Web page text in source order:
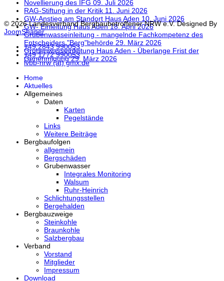
Novellierung des IFG 09. Juli 2026
RAG-Stiftung in der Kritik 11. Juni 2026
GW-Anstieg am Standort Haus Aden 10. Juni 2026
GW- Einleitung Haus Aden18. April 2026
Grubenwasseinleitung - mangelnde Fachkompetenz des
Entscheiders "Berg"behörde 29. März 2026
Grubenwasseinleitung Haus Aden - Überlange Frist der
Genehmigung29. März 2026
© 2026 Landesverband Bergbaubetroffener NRW e.V. Designed By
JoomShaper
+49 2843 990053
+49 1772 990053
lvbb-nrw (at) gmx.de
Home
Aktuelles
Allgemeines
Daten
Karten
Pegelstände
Links
Weitere Beiträge
Bergbaufolgen
allgemein
Bergschäden
Grubenwasser
Integrales Monitoring
Walsum
Ruhr-Heinrich
Schlichtungsstellen
Bergehalden
Bergbauzweige
Steinkohle
Braunkohle
Salzbergbau
Verband
Vorstand
Mitglieder
Impressum
Download